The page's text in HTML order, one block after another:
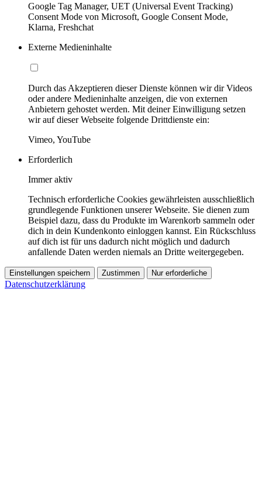
Google Tag Manager, UET (Universal Event Tracking)
Consent Mode von Microsoft, Google Consent Mode,
Klarna, Freshchat
Externe Medieninhalte
Durch das Akzeptieren dieser Dienste können wir dir Videos
oder andere Medieninhalte anzeigen, die von externen
Anbietern gehostet werden. Mit deiner Einwilligung setzen
wir auf dieser Webseite folgende Drittdienste ein:
Vimeo, YouTube
Erforderlich
Immer aktiv
Technisch erforderliche Cookies gewährleisten ausschließlich
grundlegende Funktionen unserer Webseite. Sie dienen zum
Beispiel dazu, dass du Produkte im Warenkorb sammeln oder
dich in dein Kundenkonto einloggen kannst. Ein Rückschluss
auf dich ist für uns dadurch nicht möglich und dadurch
anfallende Daten werden niemals an Dritte weitergegeben.
Einstellungen speichern Zustimmen Nur erforderliche
Datenschutzerklärung